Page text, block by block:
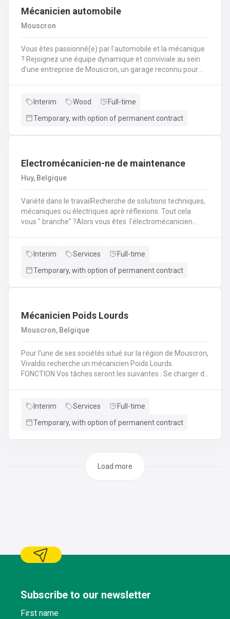
Mécanicien automobile
Mouscron
Vous êtes passionné(e) par l'automobile et la mécanique
? Rejoignez une équipe dynamique et conviviale au sein
d'une entreprise de Mouscron, un garage reconnu pour
des véhicules (vidanges, freins, amortisseurs,
interventions mécaniques nécessaires.Assurer le
leur véhicule et les réparations à prévoir.
Interim Wood
Full-time
Temporary, with option of permanent contract
Electromécanicien-ne de maintenance
Huy, Belgique
Variété dans le travailRecherche de solutions techniques,
mécaniques ou électriques aprè réflexions. Tout cela
vous " branche" ?Alors vous êtes l'électromécanicien
charge de différentes missions en intervention directe
chantiers en région liégeoise de notre client.
Interim Services
Full-time
Temporary, with option of permanent contract
Mécanicien Poids Lourds
Mouscron, Belgique
Pour l'une de ses sociétés situé sur la région de Mouscron,
Vivaldis recherche un mécanicien Poids Lourds.
FONCTION Vos tâches seront les suivantes : Se charger du
Cela consiste à : - Inspecter le moteur d’un véhicule et ses
avec précision les problèmes - Inspecter l’ordinateur de
des liquides, lubrification des pièces, etc.) pour assurer la
matériel,..) Dépanner les véhicules à l’arrêt et se rendre
dans les garages agréés dans le cas où la réparation doit
conformément aux consignes en vigueur en matière de
Interim Services
Full-time
Temporary, with option of permanent contract
Load more
Subscribe to our newsletter
First name